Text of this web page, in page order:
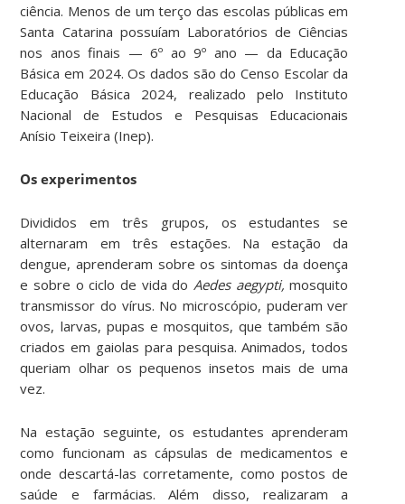
ciência. Menos de um terço das escolas públicas em
Santa Catarina possuíam Laboratórios de Ciências
nos anos finais — 6º ao 9º ano — da Educação
Básica em 2024. Os dados são do Censo Escolar da
Educação Básica 2024, realizado pelo Instituto
Nacional de Estudos e Pesquisas Educacionais
Anísio Teixeira (Inep).
Os experimentos
Divididos em três grupos, os estudantes se
alternaram em três estações. Na estação da
dengue, aprenderam sobre os sintomas da doença
e sobre o ciclo de vida do Aedes aegypti,mosquito
transmissor do vírus. No microscópio, puderam ver
ovos, larvas, pupas e mosquitos, que também são
criados em gaiolas para pesquisa. Animados, todos
queriam olhar os pequenos insetos mais de uma
vez.
Na estação seguinte, os estudantes aprenderam
como funcionam as cápsulas de medicamentos e
onde descartá-las corretamente, como postos de
saúde e farmácias. Além disso, realizaram a